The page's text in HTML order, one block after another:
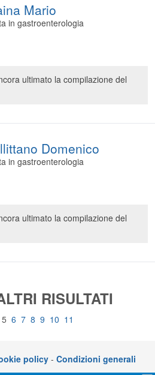
Mario
in gastroenterologia
ultimato la compilazione del
Domenico
in gastroenterologia
ultimato la compilazione del
RISULTATI
5 6 7 8 9 10 11
policy- Condizioni generali